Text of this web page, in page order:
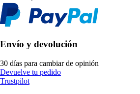
Envío y devolución
30 días para cambiar de opinión
Devuelve tu pedido
Trustpilot